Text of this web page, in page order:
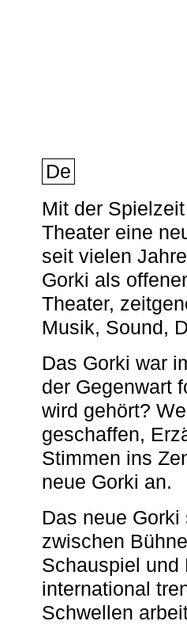
De
Mit der
Theater eine
seit vielen
Gorki als
Theater,
Musik, Sound,
Das Gorki war
der Gegenwart
wird gehört?
geschaffen,
Stimmen ins
neue Gorki an.
Das neue
zwischen
Schauspiel und
international
Schwellen